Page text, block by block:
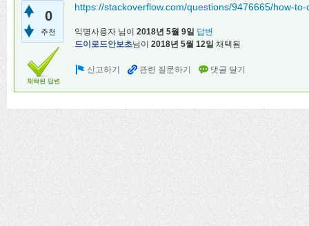
0
추천
채택된 답변
https://stackoverflow.com/questions/9476665/how-
익명사용자 님이 2018년 5월 9일 답변
드이로드안보초님이 2018년 5월 12일 채택됨